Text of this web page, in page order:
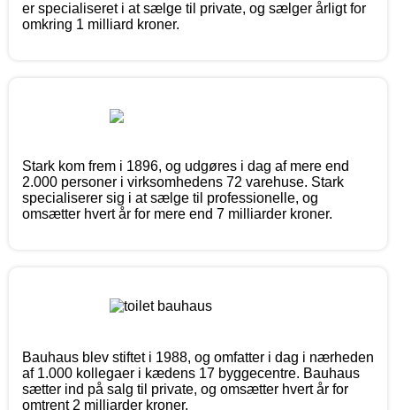
er specialiseret i at sælge til private, og sælger årligt for
omkring 1 milliard kroner.
Stark kom frem i 1896, og udgøres i dag af mere end
2.000 personer i virksomhedens 72 varehuse. Stark
specialiserer sig i at sælge til professionelle, og
omsætter hvert år for mere end 7 milliarder kroner.
Bauhaus blev stiftet i 1988, og omfatter i dag i nærheden
af 1.000 kollegaer i kædens 17 byggecentre. Bauhaus
sætter ind på salg til private, og omsætter hvert år for
omtrent 2 milliarder kroner.